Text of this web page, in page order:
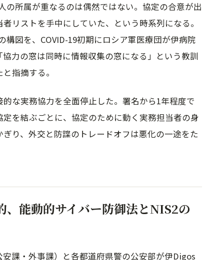
の所属が重なるのは偶然ではない。協定の合意が出
リストを手中にしていた、という時系列になる。
図を、COVID-19初期にロシア軍医療団が伊病院
力の窓は同時に情報収集の窓になる」という教訓
指摘する。
な実務協力を全面停止した。署名から1年程度で
を結ぶごとに、協定のために動く実務担当者の身
り、外交と防諜のトレードオフは悪化の一途をた
、能動的サイバー防御法とNIS2の
課・外事課）と各都道府県警の公安部が伊Digos